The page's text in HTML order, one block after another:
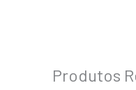
Produtos